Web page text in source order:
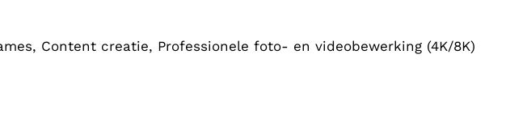
Content creatie, Professionele foto- en videobewerking (4K/8K)